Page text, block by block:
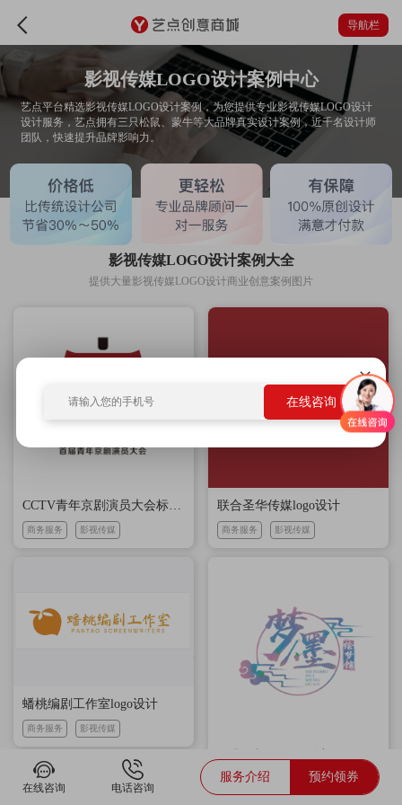
导航栏
影视传媒LOGO设计案例中心
艺点平台精选影视传媒LOGO设计案例，为您提供专业影视传媒LOGO设计
设计服务，艺点拥有三只松鼠、蒙牛等大品牌真实设计案例，近千名设计师
团队，快速提升品牌影响力。
影视传媒LOGO设计案例大全
提供大量影视传媒LOGO设计商业创意案例图片
CCTV青年京剧演员大会标志设计
商务服务 影视传媒
联合圣华传媒logo设计
商务服务 影视传媒
蟠桃编剧工作室logo设计
商务服务 影视传媒
商务服务 影视传媒
在线咨询 电话咨询
服务介绍 预约领券
在线咨询